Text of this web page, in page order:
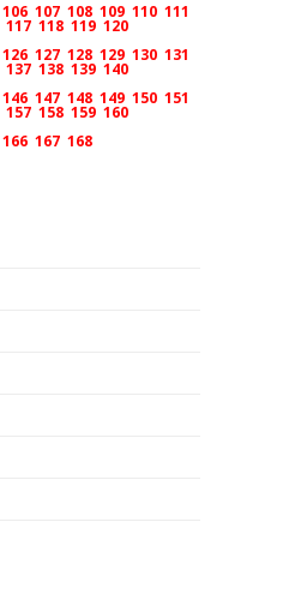
106 107 108 109 110 111
117 118 119 120
126 127 128 129 130 131
137 138 139 140
146 147 148 149 150 151
157 158 159 160
166 167 168